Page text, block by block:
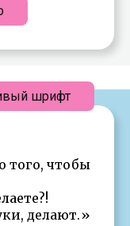
того, чтобы
делают.»
шрифт